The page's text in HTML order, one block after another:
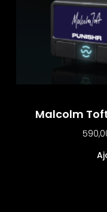
Malcolm Toft